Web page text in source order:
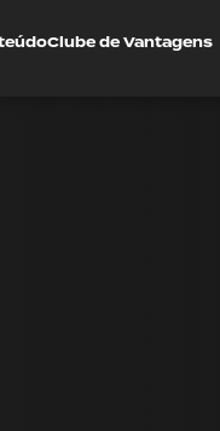
Clube de Vantagens